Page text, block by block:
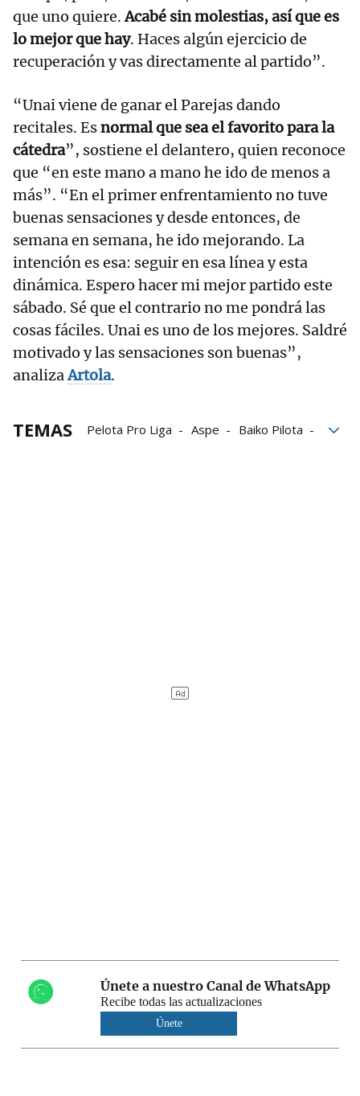
que uno quiere.Acabé sin molestias, así que es
lo mejor que hay. Haces algún ejercicio de
recuperación y vas directamente al partido”.
“Unai viene de ganar el Parejas dando
recitales. Esnormal que sea el favorito para la
cátedra”, sostiene el delantero, quien reconoce
que “en este mano a mano he ido de menos a
más”. “En el primer enfrentamiento no tuve
buenas sensaciones y desde entonces, de
semana en semana, he ido mejorando. La
intención es esa: seguir en esa línea y esta
dinámica. Espero hacer mi mejor partido este
sábado. Sé que el contrario no me pondrá las
cosas fáciles. Unai es uno de los mejores. Saldré
motivado y las sensaciones son buenas”,
analizaArtola.
TEMAS Pelota Pro Liga Aspe
Baiko Pilota
Únete a nuestro Canal de WhatsApp
Recibe todas las actualizaciones
Únete